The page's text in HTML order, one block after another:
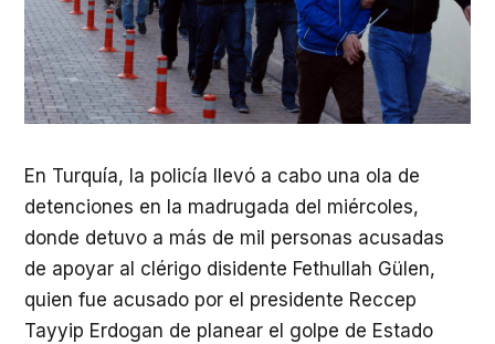
En Turquía, la policía llevó a cabo una ola de
detenciones en la madrugada del miércoles,
donde detuvo a más de mil personas acusadas
de apoyar al clérigo disidente Fethullah Gülen,
quien fue acusado por el presidente Reccep
Tayyip Erdogan de planear el golpe de Estado